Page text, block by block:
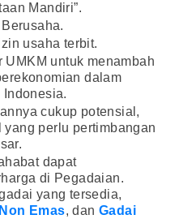
Mandiri”.
usaha terbit.
untuk menambah
dalam
Indonesia.
cukup potensial,
perlu pertimbangan
dapat
di Pegadaian.
yang tersedia,
Emas, danGadai